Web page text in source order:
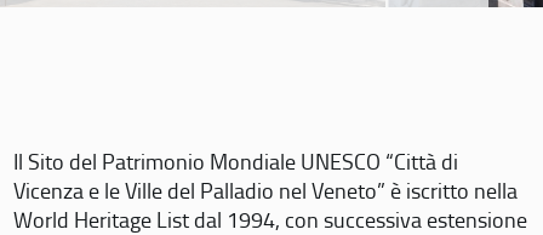
Il Sito del Patrimonio Mondiale UNESCO “Città di
Vicenza e le Ville del Palladio nel Veneto” è iscritto nella
World Heritage List dal 1994, con successiva estensione